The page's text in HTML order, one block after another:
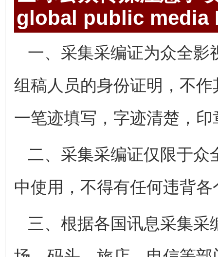
global public media
一、采集采编证为众全影
组稿人员的身份证明，不
一笔迹填写，字迹清楚，
二、采集采编证仅限于众
中使用，不得有任何违背
三、根据各国讯息采集